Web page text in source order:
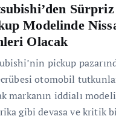
Modelinde
Olacak
pickup
otomobil
markanın iddialı
gibi devasa ve kritik